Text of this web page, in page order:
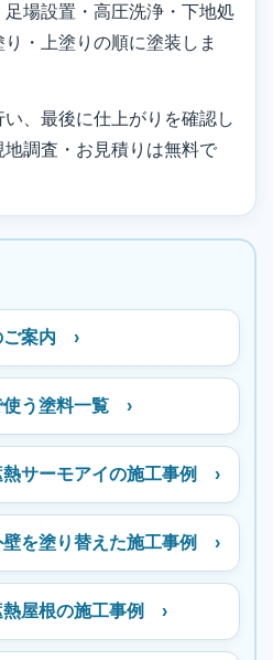
場設置・高圧洗浄・下地処
・上塗りの順に塗装しま
、最後に仕上がりを確認し
調査・お見積りは無料で
ご案内 ›
使う塗料一覧 ›
熱サーモアイの施工事例 ›
壁を塗り替えた施工事例 ›
熱屋根の施工事例 ›